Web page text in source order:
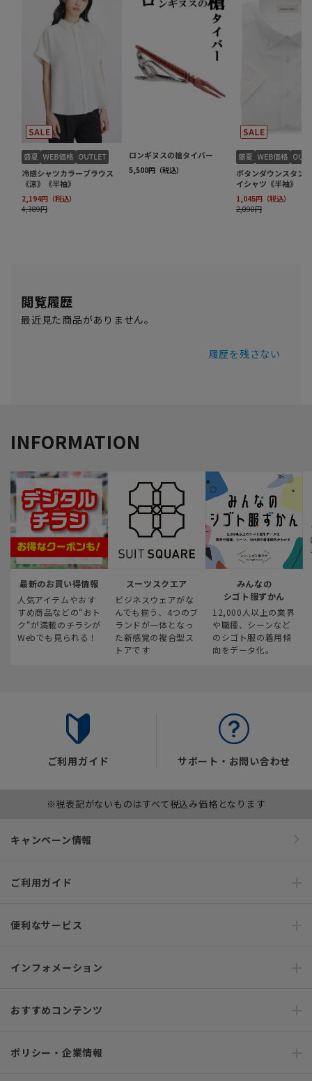
閲覧履歴
最近見た商品がありません。
履歴を残さない
INFORMATION
最新のお買い得情報
人気アイテムやおす
すめ商品などの“おト
ク“が満載のチラシが
Webでも見られる！
スーツスクエア
ビジネスウェアがな
んでも揃う、4つのブ
ランドが一体となっ
た新感覚の複合型ス
トアです
みんなの
シゴト服ずかん
12,000人以上の業界
や職種、シーンなど
のシゴト服の着用傾
向をデータ化。
ご利用ガイド サポート・お問い合わせ
※税表記がないものはすべて税込み価格となります
キャンペーン情報
ご利用ガイド
便利なサービス
インフォメーション
おすすめコンテンツ
ポリシー・企業情報